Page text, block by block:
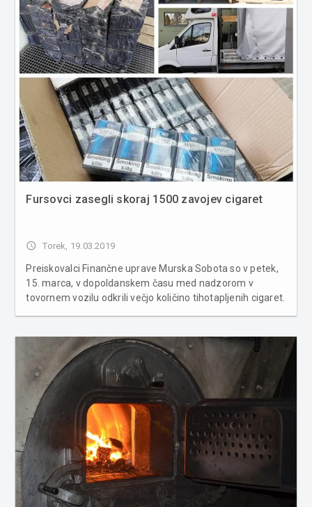
Fursovci zasegli skoraj 1500 zavojev cigaret
access_time Torek, 19.03.2019
Preiskovalci Finančne uprave Murska Sobota so v petek,
15. marca, v dopoldanskem času med nadzorom v
tovornem vozilu odkrili večjo količino tihotapljenih cigaret.
izvajali finančno ko...